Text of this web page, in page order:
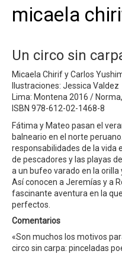
micaela
Un circo sin
Micaela Chirif y Carlos
Ilustraciones: Jessica Valdez
Lima: Montena 2016 /
ISBN 978-612-02-1468-8
Fátima y Mateo pasan el
balneario en el norte
responsabilidades de la vida
de pescadores y las playas
a un bufeo varado en la orilla
Así conocen a Jeremías y a
fascinante aventura en la
perfectos.
Comentarios
«Son muchos los motivos
circo sin carpa: pinceladas